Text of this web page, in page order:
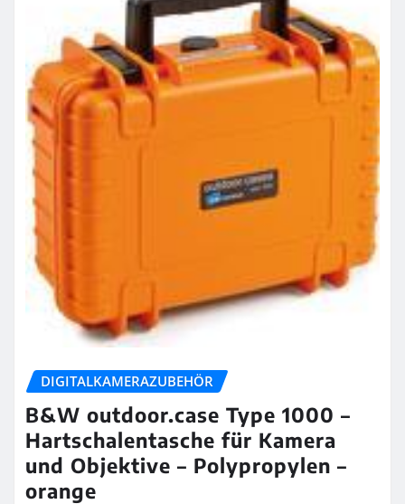
DIGITALKAMERAZUBEHÖR
B&W outdoor.case Type 1000 –
Hartschalentasche für Kamera
und Objektive – Polypropylen –
orange